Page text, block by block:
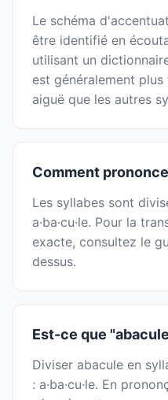
Le schéma
être identifié en
utilisant un
est généralement
aiguë que les autres
Comment
Les syllabes sont
a·ba·cu·le. Pour la
exacte, consultez le
dessus.
Est-ce que
Diviser abacule en
: a·ba·cu·le. En